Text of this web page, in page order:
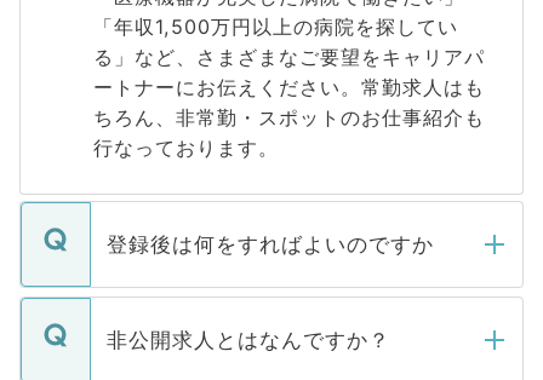
「年収1,500万円以上の病院を探してい
る」など、さまざまなご要望をキャリアパ
ートナーにお伝えください。常勤求人はも
ちろん、非常勤・スポットのお仕事紹介も
行なっております。
登録後は何をすればよいのですか
ご登録いただきましたら、弊社担当者がご
登録内容を確認し、その後メールもしくは
非公開求人とはなんですか？